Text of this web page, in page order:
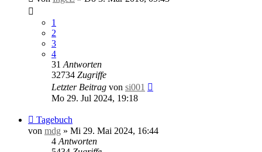
1
2
3
4
31 Antworten
32734 Zugriffe
Letzter Beitrag von si001
Mo 29. Jul 2024, 19:18
Tagebuch
von mdg » Mi 29. Mai 2024, 16:44
4 Antworten